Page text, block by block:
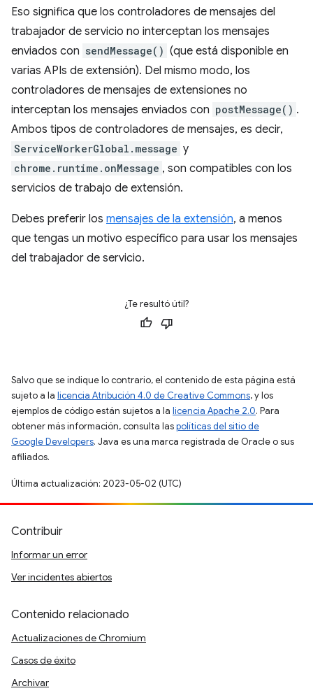
Eso significa que los controladores de mensajes del
trabajador de servicio no interceptan los mensajes
enviados con sendMessage() (que está disponible en
varias APIs de extensión). Del mismo modo, los
controladores de mensajes de extensiones no
interceptan los mensajes enviados con postMessage() .
Ambos tipos de controladores de mensajes, es decir,
ServiceWorkerGlobal.message y
chrome.runtime.onMessage , son compatibles con los
servicios de trabajo de extensión.
Debes preferir los mensajes de la extensión, a menos
que tengas un motivo específico para usar los mensajes
del trabajador de servicio.
¿Te resultó útil?
Salvo que se indique lo contrario, el contenido de esta página está
sujeto a la licencia Atribución 4.0 de Creative Commons, y los
ejemplos de código están sujetos a la licencia Apache 2.0. Para
obtener más información, consulta laspolíticas del sitio de
Google Developers. Java es una marca registrada de Oracle o sus
afiliados.
Última actualización: 2023-05-02 (UTC)
Contribuir
Informar un error
Ver incidentes abiertos
Contenido relacionado
Actualizaciones de Chromium
Casos de éxito
Archivar